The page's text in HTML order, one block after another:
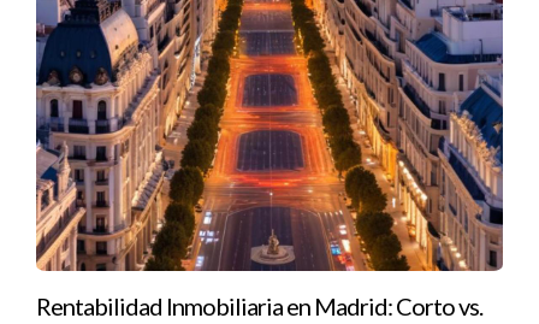
¿Qué pasos seguir después de decidir comprar
un piso?
Después de decidirte, busca un agente inmobiliario confiable,
comienza a visitar propiedades y asegúrate de tener toda la
documentación necesaria para la compra. Además, considera
tu forma de financiación.
Rentabilidad Inmobiliaria en Madrid: Corto vs.